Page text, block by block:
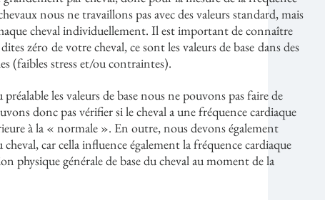
nous ne travaillons pas avec des valeurs standard, mais
cheval individuellement. Il est important de connaître
zéro de votre cheval, ce sont les valeurs de base dans des
(faibles stress et/ou contraintes).
les valeurs de base nous ne pouvons pas faire de
donc pas vérifier si le cheval a une fréquence cardiaque
à la « normale ». En outre, nous devons également
cheval, car cella influence également la fréquence cardiaque
physique générale de base du cheval au moment de la